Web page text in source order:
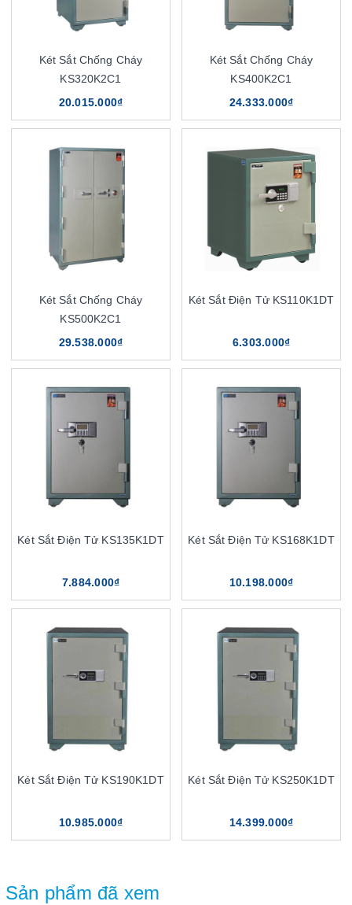
Két Sắt Chống Cháy
KS320K2C1
20.015.000₫
Két Sắt Chống Cháy
KS400K2C1
24.333.000₫
Két Sắt Chống Cháy
KS500K2C1
29.538.000₫
Két Sắt Điện Tử KS110K1DT
6.303.000₫
Két Sắt Điện Tử KS135K1DT
7.884.000₫
Két Sắt Điện Tử KS168K1DT
10.198.000₫
Két Sắt Điện Tử KS190K1DT
10.985.000₫
Két Sắt Điện Tử KS250K1DT
14.399.000₫
Sản phẩm đã xem